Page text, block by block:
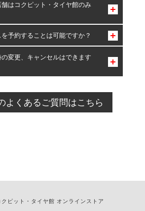
はコクピット・タイヤ館のみ
イヤ館のみとなります。
予約することは可能ですか？
ご予約は可能です。
ビスの組み合わせに限り、同時にご予約が
ざいます。
変更、キャンセルはできます
3営業日前を過ぎている場合のご予約
きましては、直接ご予約の店舗まで
よくあるご質問はこちら
クピット・タイヤ館 オンラインストア